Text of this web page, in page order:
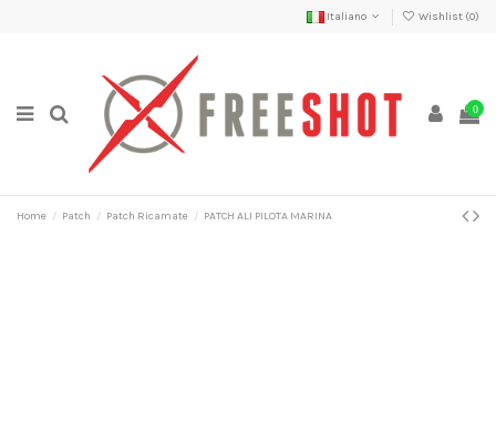
Italiano Wishlist (0)
0
Home Patch Patch Ricamate PATCH ALI PILOTA MARINA